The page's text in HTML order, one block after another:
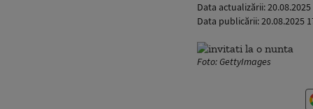
Data actualizării:
Data publicării:20.08.2025
Foto: GettyImages